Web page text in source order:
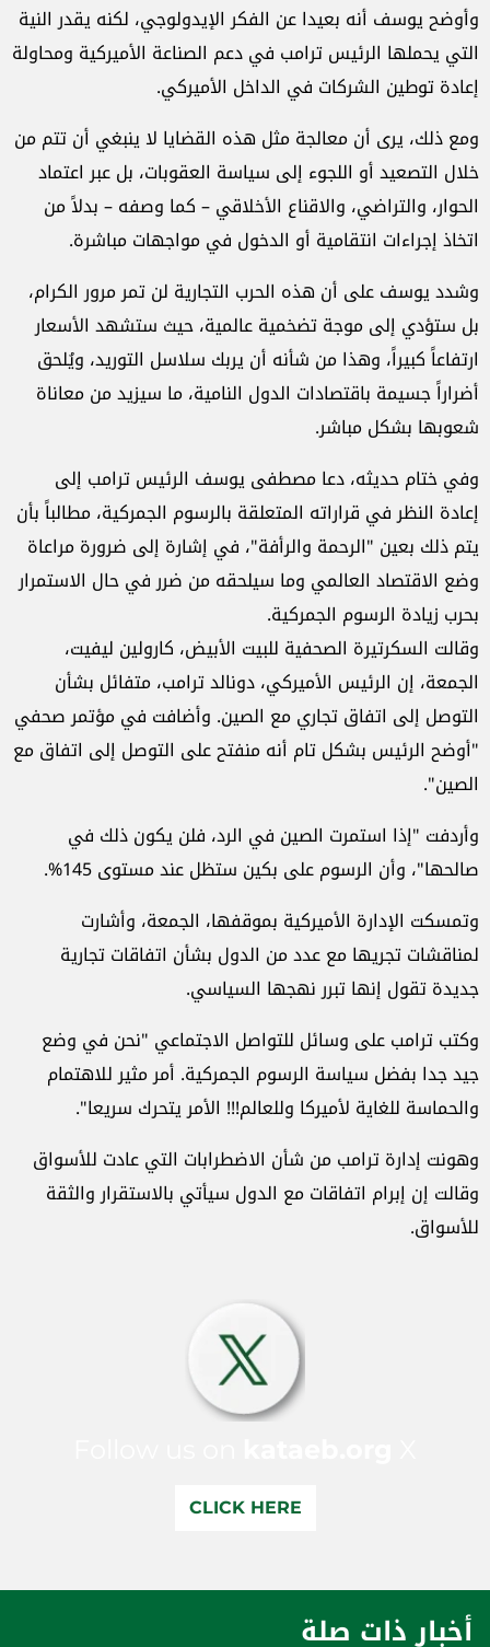
وأوضح يوسف أنه بعيدا عن الفكر الإيدولوجي، لكنه يقدر النية
التي يحملها الرئيس ترامب في دعم الصناعة الأميركية ومحاولة
إعادة توطين الشركات في الداخل الأميركي.
ومع ذلك، يرى أن معالجة مثل هذه القضايا لا ينبغي أن تتم من
خلال التصعيد أو اللجوء إلى سياسة العقوبات، بل عبر اعتماد
الحوار، والتراضي، والاقناع الأخلاقي – كما وصفه – بدلاً من
اتخاذ إجراءات انتقامية أو الدخول في مواجهات مباشرة.
وشدد يوسف على أن هذه الحرب التجارية لن تمر مرور الكرام،
بل ستؤدي إلى موجة تضخمية عالمية، حيث ستشهد الأسعار
ارتفاعاً كبيراً، وهذا من شأنه أن يربك سلاسل التوريد، ويُلحق
أضراراً جسيمة باقتصادات الدول النامية، ما سيزيد من معاناة
شعوبها بشكل مباشر.
وفي ختام حديثه، دعا مصطفى يوسف الرئيس ترامب إلى
إعادة النظر في قراراته المتعلقة بالرسوم الجمركية، مطالباً بأن
يتم ذلك بعين "الرحمة والرأفة"، في إشارة إلى ضرورة مراعاة
وضع الاقتصاد العالمي وما سيلحقه من ضرر في حال الاستمرار
بحرب زيادة الرسوم الجمركية.
وقالت السكرتيرة الصحفية للبيت الأبيض، كارولين ليفيت،
الجمعة، إن الرئيس الأميركي، دونالد ترامب، متفائل بشأن
التوصل إلى اتفاق تجاري مع الصين. وأضافت في مؤتمر صحفي
"أوضح الرئيس بشكل تام أنه منفتح على التوصل إلى اتفاق مع
الصين".
وأردفت "إذا استمرت الصين في الرد، فلن يكون ذلك في
صالحها"، وأن الرسوم على بكين ستظل عند مستوى 145%.
وتمسكت الإدارة الأميركية بموقفها، الجمعة، وأشارت
لمناقشات تجريها مع عدد من الدول بشأن اتفاقات تجارية
جديدة تقول إنها تبرر نهجها السياسي.
وكتب ترامب على وسائل للتواصل الاجتماعي "نحن في وضع
جيد جدا بفضل سياسة الرسوم الجمركية. أمر مثير للاهتمام
والحماسة للغاية لأميركا وللعالم!!! الأمر يتحرك سريعا".
وهونت إدارة ترامب من شأن الاضطرابات التي عادت للأسواق
وقالت إن إبرام اتفاقات مع الدول سيأتي بالاستقرار والثقة
للأسواق.
CLICK HERE
أخبار ذات صلة